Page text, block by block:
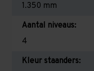
1.350 mm
Aantal niveaus:
4
Kleur staanders: